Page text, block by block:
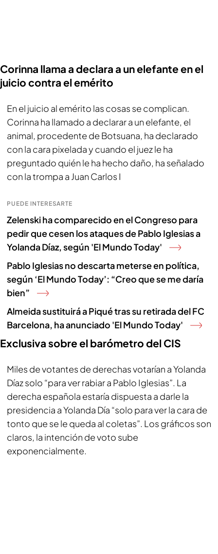
Corinna llama a declara a un elefante en el
juicio contra el emérito
En el juicio al emérito las cosas se complican.
Corinna ha llamado a declarar a un elefante, el
animal, procedente de Botsuana, ha declarado
con la cara pixelada y cuando el juez le ha
preguntado quién le ha hecho daño, ha señalado
con la trompa a Juan Carlos I
PUEDE INTERESARTE
Zelenski ha comparecido en el Congreso para
pedir que cesen los ataques de Pablo Iglesias a
Yolanda Díaz, según 'El Mundo Today'
Pablo Iglesias no descarta meterse en política,
según ‘El Mundo Today’: “Creo que se me daría
bien”
Almeida sustituirá a Piqué tras su retirada del FC
Barcelona, ha anunciado 'El Mundo Today'
Exclusiva sobre el barómetro del CIS
Miles de votantes de derechas votarían a Yolanda
Díaz solo “para ver rabiar a Pablo Iglesias”. La
derecha española estaría dispuesta a darle la
presidencia a Yolanda Día “solo para ver la cara de
tonto que se le queda al coletas”. Los gráficos son
claros, la intención de voto sube
exponencialmente.